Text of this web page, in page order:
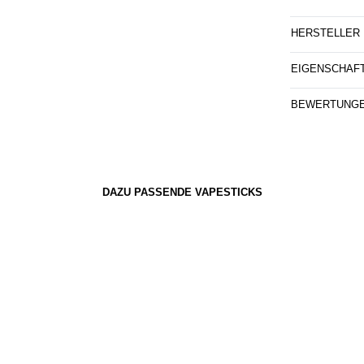
HERSTELLER
DAZU PASSENDE VAPESTICKS